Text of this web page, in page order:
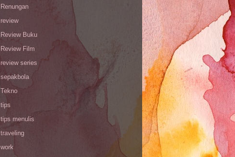
Renungan
review
Review Buku
Review Film
review series
sepakbola
Tekno
tips
tips menulis
traveling
work